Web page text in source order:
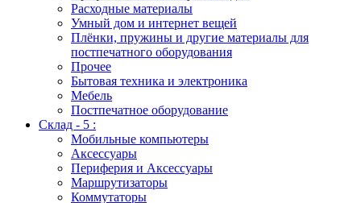
Расходные материалы
Умный дом и интернет вещей
Плёнки, пружины и другие материалы для
постпечатного оборудования
Прочее
Бытовая техника и электроника
Мебель
Постпечатное оборудование
Склад - 5 :
Мобильные компьютеры
Аксессуары
Периферия и Аксессуары
Маршрутизаторы
Коммутаторы